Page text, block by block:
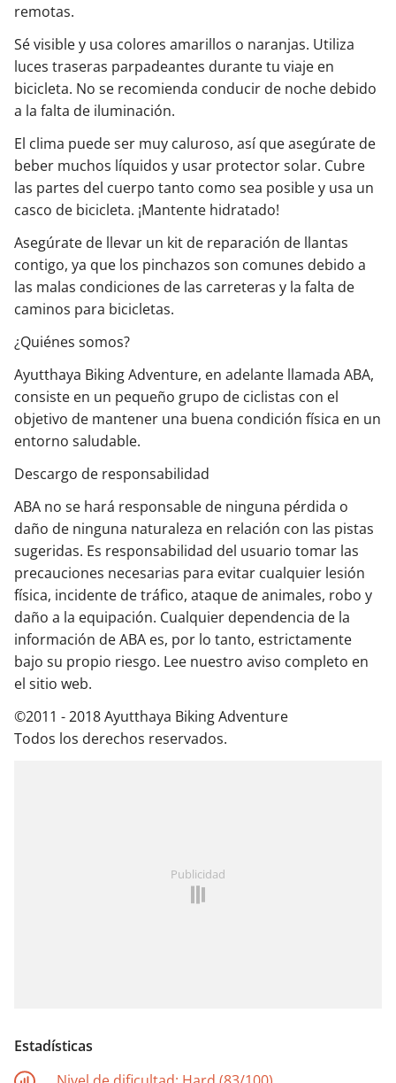
remotas.
Sé visible y usa colores amarillos o naranjas. Utiliza
luces traseras parpadeantes durante tu viaje en
bicicleta. No se recomienda conducir de noche debido
a la falta de iluminación.
El clima puede ser muy caluroso, así que asegúrate de
beber muchos líquidos y usar protector solar. Cubre
las partes del cuerpo tanto como sea posible y usa un
casco de bicicleta. ¡Mantente hidratado!
Asegúrate de llevar un kit de reparación de llantas
contigo, ya que los pinchazos son comunes debido a
las malas condiciones de las carreteras y la falta de
caminos para bicicletas.
¿Quiénes somos?
Ayutthaya Biking Adventure, en adelante llamada ABA,
consiste en un pequeño grupo de ciclistas con el
objetivo de mantener una buena condición física en un
entorno saludable.
Descargo de responsabilidad
ABA no se hará responsable de ninguna pérdida o
daño de ninguna naturaleza en relación con las pistas
sugeridas. Es responsabilidad del usuario tomar las
precauciones necesarias para evitar cualquier lesión
física, incidente de tráfico, ataque de animales, robo y
daño a la equipación. Cualquier dependencia de la
información de ABA es, por lo tanto, estrictamente
bajo su propio riesgo. Lee nuestro aviso completo en
el sitio web.
©2011 - 2018 Ayutthaya Biking Adventure
Todos los derechos reservados.
Publicidad
Estadísticas